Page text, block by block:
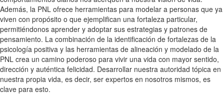
Además, la PNL ofrece herramientas para modelar a personas que ya
viven con propósito o que ejemplifican una fortaleza particular,
permitiéndonos aprender y adoptar sus estrategias y patrones de
pensamiento. La combinación de la identificación de fortalezas de la
psicología positiva y las herramientas de alineación y modelado de la
PNL crea un camino poderoso para vivir una vida con mayor sentido,
dirección y auténtica felicidad. Desarrollar nuestra autoridad tópica en
nuestra propia vida, es decir, ser expertos en nosotros mismos, es
clave para esto.